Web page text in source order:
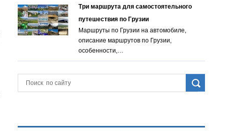
Три маршрута для самостоятельного
путешествия по Грузии
Маршруты по Грузии на автомобиле,
описание маршрутов по Грузии,
особенности,…